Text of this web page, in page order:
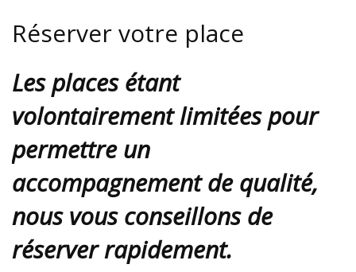
Réserver votre place
Les places étant
volontairement limitées pour
permettre un
accompagnement de qualité,
nous vous conseillons de
réserver rapidement.